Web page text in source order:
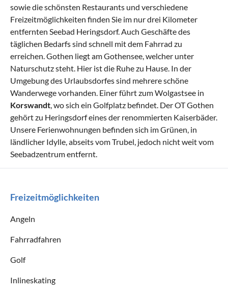
sowie die schönsten Restaurants und verschiedene
Freizeitmöglichkeiten finden Sie im nur drei Kilometer
entfernten Seebad Heringsdorf. Auch Geschäfte des
täglichen Bedarfs sind schnell mit dem Fahrrad zu
erreichen. Gothen liegt am Gothensee, welcher unter
Naturschutz steht. Hier ist die Ruhe zu Hause. In der
Umgebung des Urlaubsdorfes sind mehrere schöne
Wanderwege vorhanden. Einer führt zum Wolgastsee in
Korswandt , wo sich ein Golfplatz befindet. Der OT Gothen
gehört zu Heringsdorf eines der renommierten Kaiserbäder.
Unsere Ferienwohnungen befinden sich im Grünen, in
ländlicher Idylle, abseits vom Trubel, jedoch nicht weit vom
Seebadzentrum entfernt.
Freizeitmöglichkeiten
Angeln
Fahrradfahren
Golf
Inlineskating